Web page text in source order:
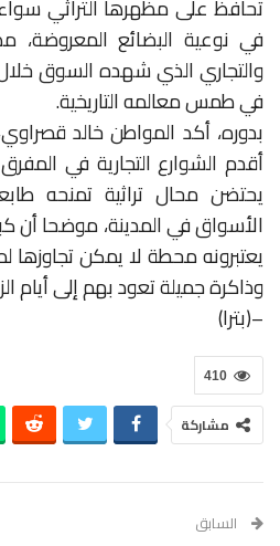
تحافظ على مظهرها التراثي
في نوعية البضائع المعروضة،
والتجاري الذي شهده السوق
في طمس معالمه التاريخية.
بدوره، أكد المواطن خالد
أقدم الشوارع التجارية في
يحتضن محال تراثية تمنحه
الأسواق في المدينة، موضحا أن
يعتبرونه محطة لا يمكن تجاوزها
وذاكرة جميلة تعود بهم إلى أيام
–(بترا)
410
مشاركة
السابق